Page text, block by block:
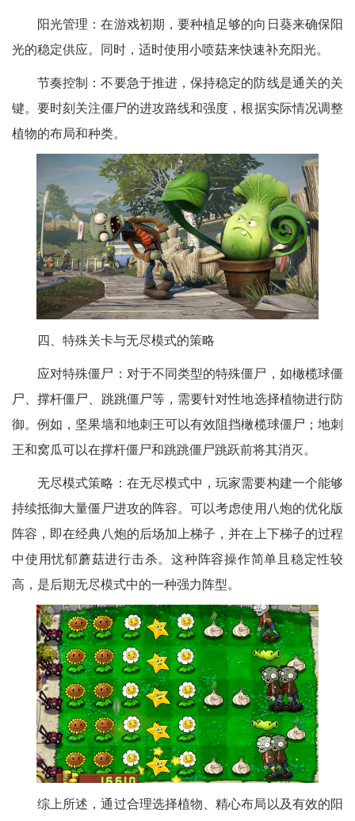
阳光管理：在游戏初期，要种植足够的向日葵来确保阳
光的稳定供应。同时，适时使用小喷菇来快速补充阳光。
节奏控制：不要急于推进，保持稳定的防线是通关的关
键。要时刻关注僵尸的进攻路线和强度，根据实际情况调整
植物的布局和种类。
四、特殊关卡与无尽模式的策略
应对特殊僵尸：对于不同类型的特殊僵尸，如橄榄球僵
尸、撑杆僵尸、跳跳僵尸等，需要针对性地选择植物进行防
御。例如，坚果墙和地刺王可以有效阻挡橄榄球僵尸；地刺
王和窝瓜可以在撑杆僵尸和跳跳僵尸跳跃前将其消灭。
无尽模式策略：在无尽模式中，玩家需要构建一个能够
持续抵御大量僵尸进攻的阵容。可以考虑使用八炮的优化版
阵容，即在经典八炮的后场加上梯子，并在上下梯子的过程
中使用忧郁蘑菇进行击杀。这种阵容操作简单且稳定性较
高，是后期无尽模式中的一种强力阵型。
综上所述，通过合理选择植物、精心布局以及有效的阳